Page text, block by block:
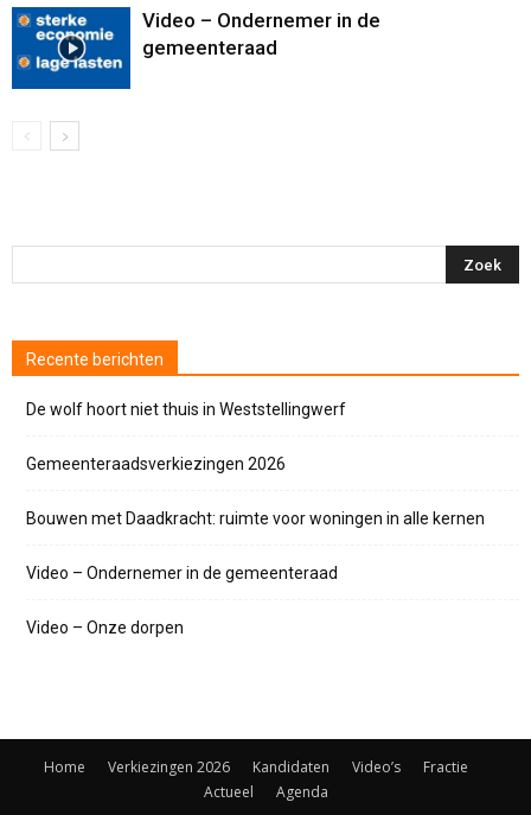
Video – Ondernemer in de
gemeenteraad
Recente berichten
De wolf hoort niet thuis in Weststellingwerf
Gemeenteraadsverkiezingen 2026
Bouwen met Daadkracht: ruimte voor woningen in alle kernen
Video – Ondernemer in de gemeenteraad
Video – Onze dorpen
Home Verkiezingen 2026 Kandidaten Video’s
Fractie
Actueel
Agenda